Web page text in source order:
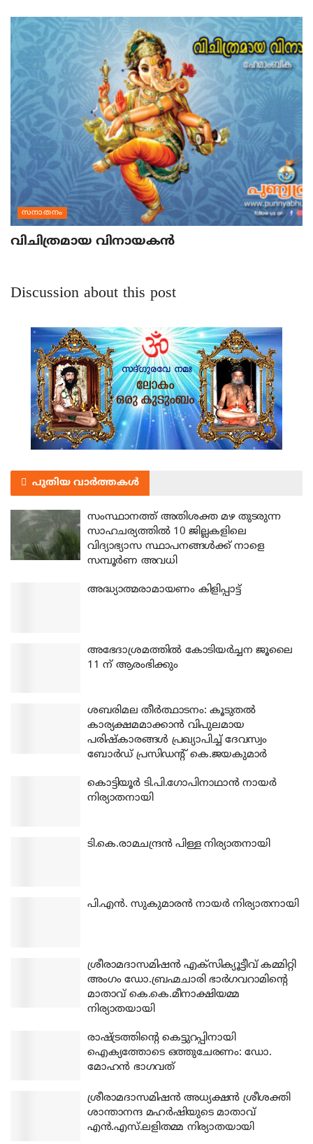
സനാതനം
വിചിത്രമായ വിനായകന്‍
Discussion about this post
പുതിയ വാർത്തകൾ
സംസ്ഥാനത്ത് അതിശക്ത മഴ തുടരുന്ന
സാഹചര്യത്തിൽ 10 ജില്ലകളിലെ
വിദ്യാഭ്യാസ സ്ഥാപനങ്ങൾക്ക് നാളെ
സമ്പൂർണ അവധി
അദ്ധ്യാത്മരാമായണം കിളിപ്പാട്ട്
അഭേദാശ്രമത്തില്‍ കോടിയര്‍ച്ചന ജൂലൈ
11 ന് ആരംഭിക്കും
ശബരിമല തീര്‍ത്ഥാടനം: കൂടുതല്‍
കാര്യക്ഷമമാക്കാന്‍ വിപുലമായ
പരിഷ്‌കാരങ്ങള്‍ പ്രഖ്യാപിച്ച് ദേവസ്വം
ബോര്‍ഡ് പ്രസിഡന്റ് കെ.ജയകുമാര്‍
കൊട്ടിയൂര്‍ ടി.പി.ഗോപിനാഥാന്‍ നായര്‍
നിര്യാതനായി
ടി.കെ.രാമചന്ദ്രന്‍ പിള്ള നിര്യാതനായി
പി.എന്‍. സുകുമാരന്‍ നായര്‍ നിര്യാതനായി
ശ്രീരാമദാസമിഷന്‍ എക്‌സിക്യൂട്ടീവ് കമ്മിറ്റി
അംഗം ഡോ.ബ്രഹ്മചാരി ഭാര്‍ഗവറാമിന്റെ
മാതാവ് കെ.കെ.മീനാക്ഷിയമ്മ
നിര്യാതയായി
രാഷ്ട്രത്തിന്റെ കെട്ടുറപ്പിനായി
ഐക്യത്തോടെ ഒത്തുചേരണം: ഡോ.
മോഹന്‍ ഭാഗവത്
ശ്രീരാമദാസമിഷന്‍ അധ്യക്ഷന്‍ ശ്രീശക്തി
ശാന്താനന്ദ മഹര്‍ഷിയുടെ മാതാവ്
എന്‍.എസ്.ലളിതമ്മ നിര്യാതയായി